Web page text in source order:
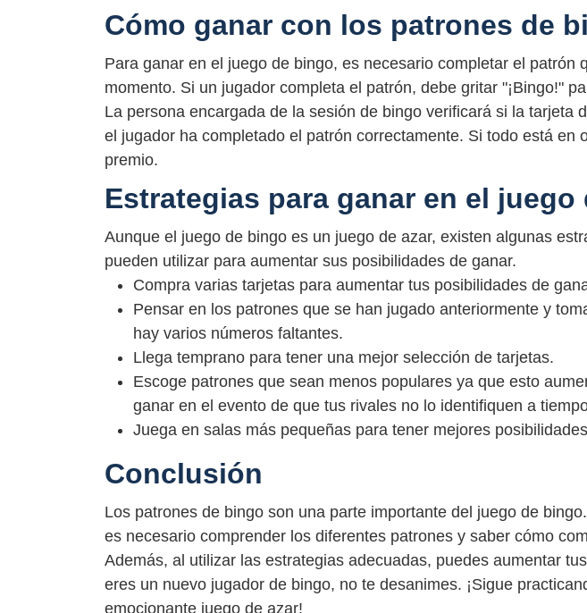
Cómo ganar con los patrones de
Para ganar en el juego de bingo, es necesario completar el patrón
momento. Si un jugador completa el patrón, debe gritar "¡Bingo!"
La persona encargada de la sesión de bingo verificará si la tarjeta
el jugador ha completado el patrón correctamente. Si todo está en
premio.
Estrategias para ganar en el juego
Aunque el juego de bingo es un juego de azar, existen algunas
pueden utilizar para aumentar sus posibilidades de ganar.
Compra varias tarjetas para aumentar tus posibilidades de
Pensar en los patrones que se han jugado anteriormente y
hay varios números faltantes.
Llega temprano para tener una mejor selección de tarjetas.
Escoge patrones que sean menos populares ya que esto
ganar en el evento de que tus rivales no lo identifiquen a
Juega en salas más pequeñas para tener mejores
Conclusión
Los patrones de bingo son una parte importante del juego de
es necesario comprender los diferentes patrones y saber cómo
Además, al utilizar las estrategias adecuadas, puedes aumentar
eres un nuevo jugador de bingo, no te desanimes. ¡Sigue
emocionante juego de azar!